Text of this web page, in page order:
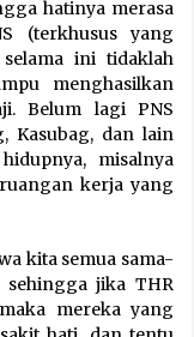
hatinya merasa
(terkhusus yang
ini tidaklah
menghasilkan
Belum lagi PNS
Kasubag, dan lain
misalnya
kerja yang
kita semua sama-
jika THR
mereka yang